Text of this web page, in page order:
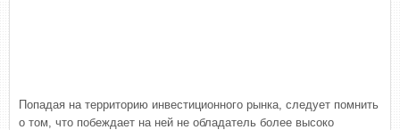
Попадая на территорию инвестиционного рынка, следует помнить
о том, что побеждает на ней не обладатель более высоко